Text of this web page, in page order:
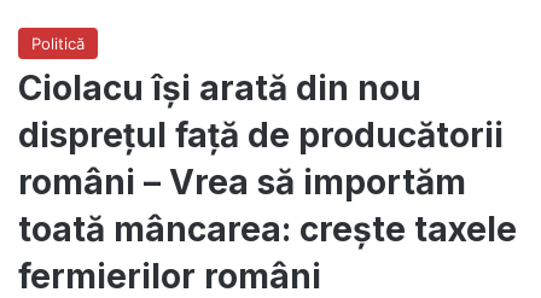
Politică
Ciolacu își arată din nou
disprețul față de producătorii
români – Vrea să importăm
toată mâncarea: crește taxele
fermierilor români